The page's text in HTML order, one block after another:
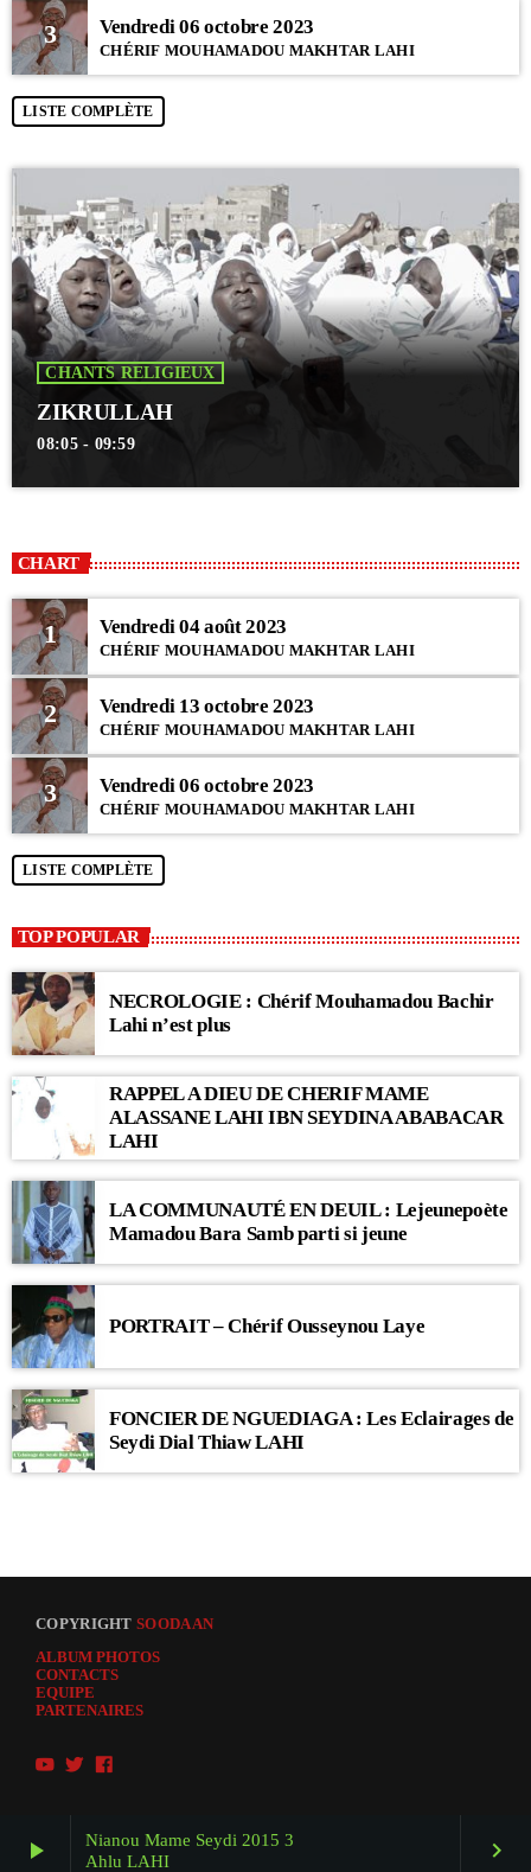
play_arrow
Nianou Mame Seydi 2015 3
Ahlu LAHI
keyboard_arrow_right
3 Vendredi 06 octobre 2023
CHÉRIF MOUHAMADOU MAKHTAR LAHI
LISTE COMPLÈTE
CHANTS RELIGIEUX
ZIKRULLAH
08:05 - 09:59
CHART
1 Vendredi 04 août 2023
CHÉRIF MOUHAMADOU MAKHTAR LAHI
2 Vendredi 13 octobre 2023
CHÉRIF MOUHAMADOU MAKHTAR LAHI
3 Vendredi 06 octobre 2023
CHÉRIF MOUHAMADOU MAKHTAR LAHI
LISTE COMPLÈTE
TOP POPULAR
NECROLOGIE : Chérif Mouhamadou Bachir
Lahi n’est plus
RAPPEL A DIEU DE CHERIF MAME
ALASSANE LAHI IBN SEYDINA ABABACAR
LAHI
LA COMMUNAUTÉ EN DEUIL : Lejeunepoète
Mamadou Bara Samb parti si jeune
PORTRAIT – Chérif Ousseynou Laye
FONCIER DE NGUEDIAGA : Les Eclairages de
Seydi Dial Thiaw LAHI
COPYRIGHTSOODAAN
ALBUM PHOTOS
CONTACTS
EQUIPE
PARTENAIRES